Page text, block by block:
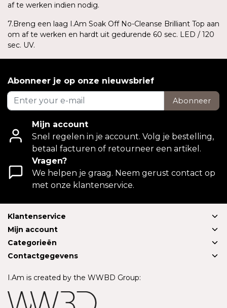
af te werken indien nodig.
7.Breng een laag I.Am Soak Off No-Cleanse Brilliant Top aan
om af te werken en hardt uit gedurende 60 sec. LED / 120
sec. UV.
Abonneer je op onze nieuwsbrief
Abonneer
Mijn account
Snel regelen in je account. Volg je bestelling,
betaal facturen of retourneer een artikel.
Vragen?
We helpen je graag. Neem gerust contact op
met onze klantenservice.
Klantenservice
Mijn account
Categorieën
Contactgegevens
I.Am is created by the WWBD Group: